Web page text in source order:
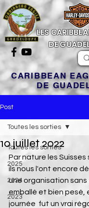
LES
DE
CARIBBEAN
DE
Post
Toutes les sorties
2025
2024
2023
Toutes les sorties
10 juillet 2022
Par nature les
ils nous l'ont encore
une organisation sans
emballé et bien pesé,
journée  fut un vrai